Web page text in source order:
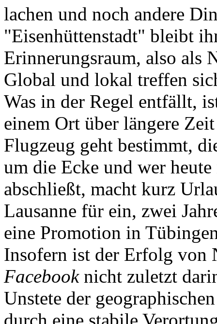
lachen und noch andere
"Eisenhüttenstadt" bleibt
Erinnerungsraum, also als
Global und lokal treffen
Was in der Regel entfällt,
einem Ort über längere
Flugzeug geht bestimmt,
um die Ecke und wer
abschließt, macht kurz
Lausanne für ein, zwei
eine Promotion in
Insofern ist der Erfolg von
Facebooknicht zuletzt
Unstete der